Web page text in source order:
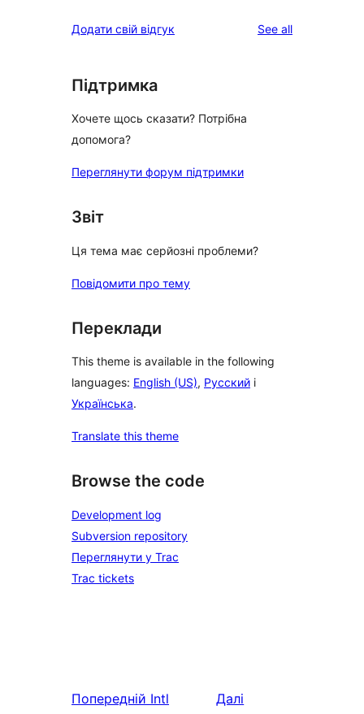
Додати свій відгук See allreviews
Підтримка
Хочете щось сказати? Потрібна
допомога?
Переглянути форум підтримки
Звіт
Ця тема має серйозні проблеми?
Повідомити про тему
Переклади
This theme is available in the following
languages: English (US), Русский і
Українська.
Translate this theme
Browse the code
Development log
Subversion repository
Переглянути у Trac
Trac tickets
Попередній Intl
Далі